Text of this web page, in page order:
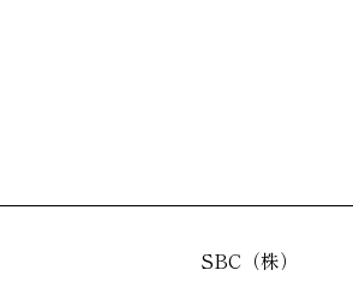
SBC（株）